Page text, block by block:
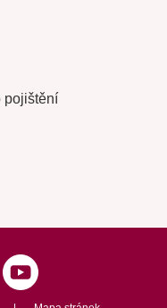
pojištění